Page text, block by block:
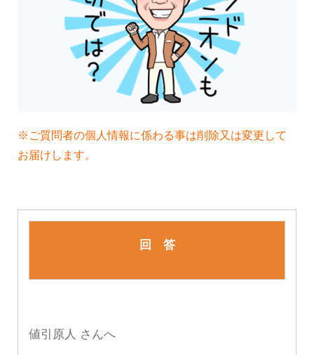
※ご質問者の個人情報に係わる事は削除又は変更して
お届けします。
回 答
値引原人 さんへ